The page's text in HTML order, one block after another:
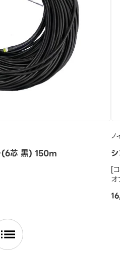
(6芯 黒) 150m
ノ
[